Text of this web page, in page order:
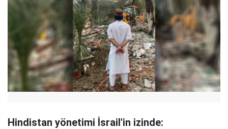
Hindistan yönetimi İsrail'in izinde: